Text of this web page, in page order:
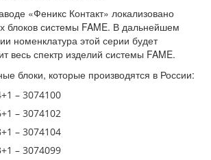
«Феникс Контакт» локализовано
блоков системы FAME. В дальнейшем
номенклатура этой серии будет
весь спектр изделий системы FAME.
блоки, которые производятся в России:
– 3074100
– 3074102
– 3074104
– 3074099